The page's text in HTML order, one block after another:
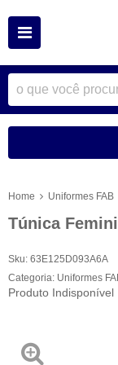
Home Uniformes FAB
Túnica
Sku: 63E125D093A6A
Categoria: Uniformes
Produto Indisponível